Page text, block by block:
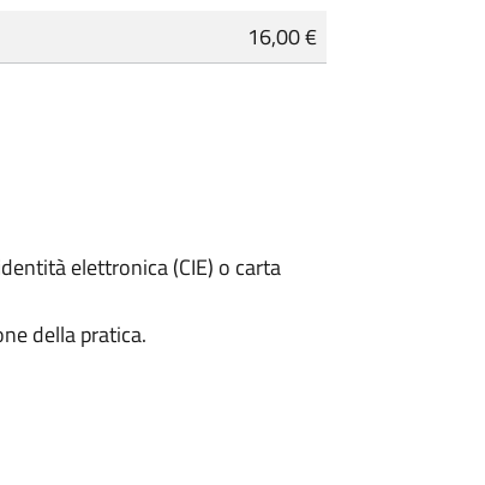
16,00 €
elettronica (CIE) o carta
della pratica.